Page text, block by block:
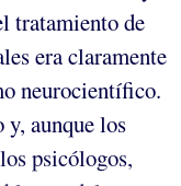
tratamiento de
era claramente
neurocientífico.
y, aunque los
psicólogos,